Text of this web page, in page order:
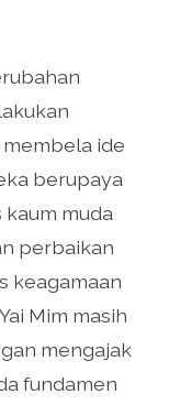
ide
berupaya
muda
perbaikan
keagamaan
Mim masih
mengajak
fundamen